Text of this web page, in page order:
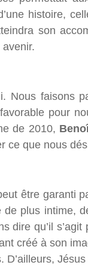
histoire,
son
Nous faisons
pour
de 2010,
ce que nous
être garanti
plus intime,
dire qu’il
créé à son